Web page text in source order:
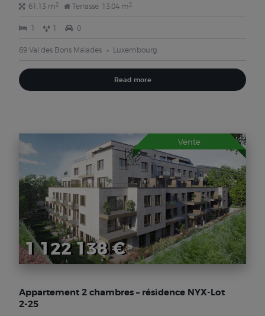
61.13 m2 Terrasse 13.04 m2
1 1 0
69 Val des Bons Malades Luxembourg
Read more
Vente
1 122 138 €
Appartement 2 chambres – résidence NYX-Lot
2-25